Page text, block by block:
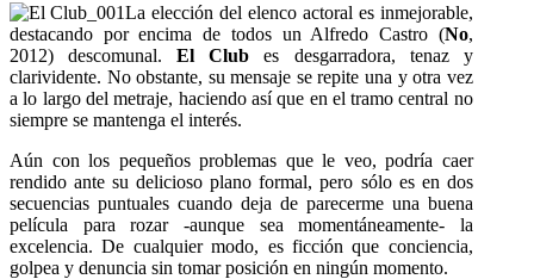
La elección del elenco actoral es inmejorable,
destacando por encima de todos un Alfredo Castro (No,
2012) descomunal.El Club es desgarradora, tenaz y
clarividente. No obstante, su mensaje se repite una y otra vez
a lo largo del metraje, haciendo así que en el tramo central no
siempre se mantenga el interés.
Aún con los pequeños problemas que le veo, podría caer
rendido ante su delicioso plano formal, pero sólo es en dos
secuencias puntuales cuando deja de parecerme una buena
película para rozar -aunque sea momentáneamente- la
excelencia. De cualquier modo, es ficción que conciencia,
golpea y denuncia sin tomar posición en ningún momento.